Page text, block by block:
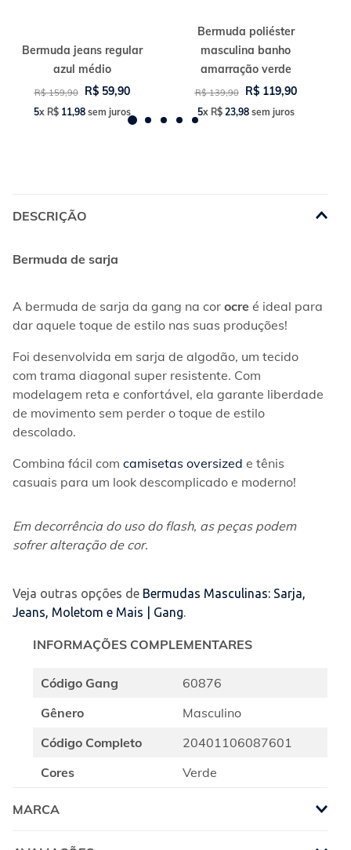
Bermuda jeans regular
azul médio
R$ 159,90 R$ 59,90
5x R$ 11,98sem juros
Bermuda poliéster
masculina banho
amarração verde
R$ 139,90 R$ 119,90
5x R$ 23,98sem juros
DESCRIÇÃO
Bermuda de sarja
A bermuda de sarja da gang na cor ocre é ideal para
dar aquele toque de estilo nas suas produções!
Foi desenvolvida em sarja de algodão, um tecido
com trama diagonal super resistente. Com
modelagem reta e confortável, ela garante liberdade
de movimento sem perder o toque de estilo
descolado.
Combina fácil com camisetas oversized e tênis
casuais para um look descomplicado e moderno!
Em decorrência do uso do flash, as peças podem
sofrer alteração de cor.
Veja outras opções de Bermudas Masculinas: Sarja,
Jeans, Moletom e Mais | Gang.
INFORMAÇÕES COMPLEMENTARES
Código Gang
60876
Gênero
Masculino
Código Completo
20401106087601
Cores
Verde
MARCA